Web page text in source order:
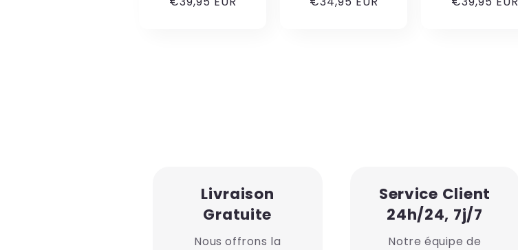
Livraison
Gratuite
Nous offrons la
Service Client
24h/24, 7j/7
Notre équipe de